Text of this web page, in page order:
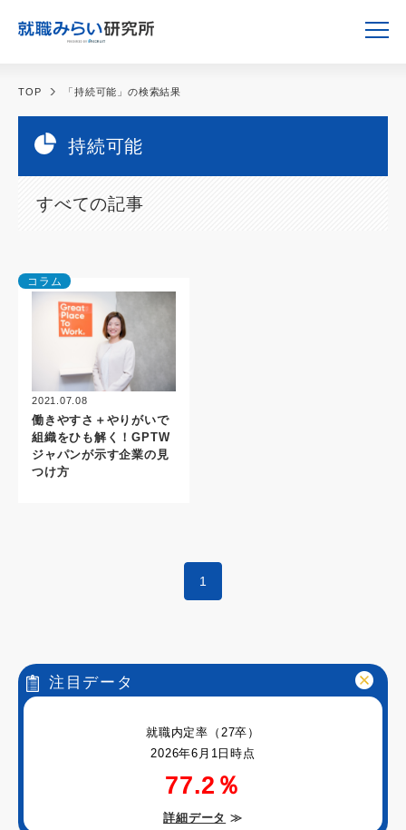
TOP 「持続可能」の検索結果
持続可能
すべての記事
コラム
2021.07.08
働きやすさ＋やりがいで
組織をひも解く！GPTW
ジャパンが示す企業の見
つけ方
1
注目データ
就職内定率（27卒）
2026年6月1日時点
77.2％
詳細データ ≫